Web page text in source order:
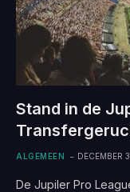
Stand in de
ALGEMEEN DECEMBER
De Jupiler Pro